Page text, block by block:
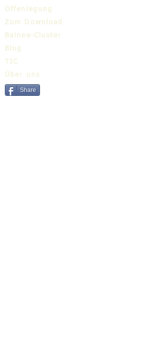
Offenlegung
Zum Download
Balnea-Cluster
Blog
TIC
Über uns
Share